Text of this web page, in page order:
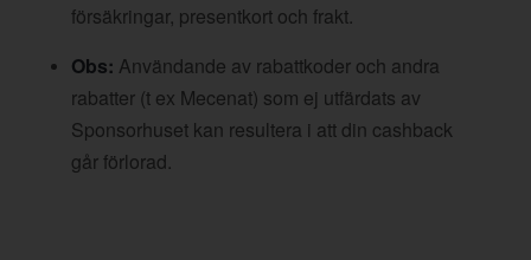
försäkringar, presentkort och frakt.
Obs: Användande av rabattkoder och andra
rabatter (t ex Mecenat) som ej utfärdats av
Sponsorhuset kan resultera i att din cashback
går förlorad.